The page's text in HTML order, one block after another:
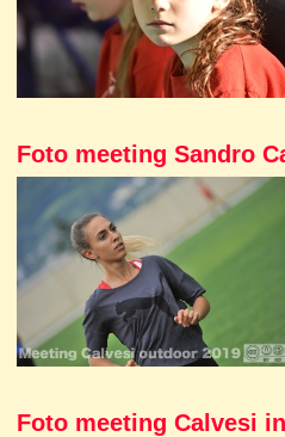
Foto meeting Sandro
Foto meeting Calvesi